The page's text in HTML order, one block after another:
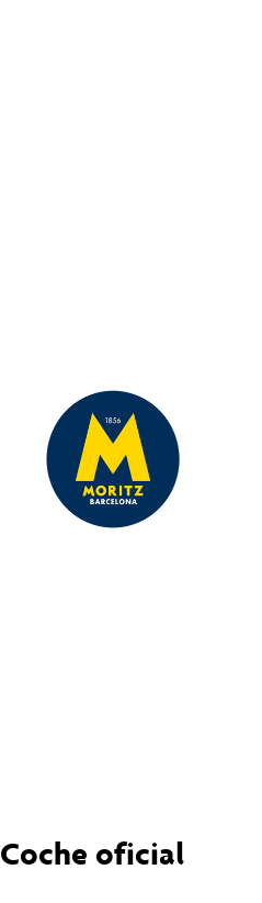
Coche oficial